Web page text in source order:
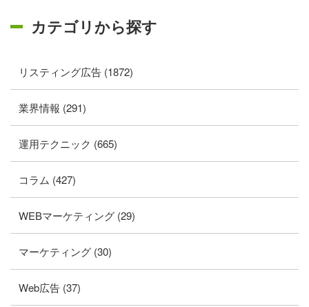
カテゴリから探す
リスティング広告 (1872)
業界情報 (291)
運用テクニック (665)
コラム (427)
WEBマーケティング (29)
マーケティング (30)
Web広告 (37)